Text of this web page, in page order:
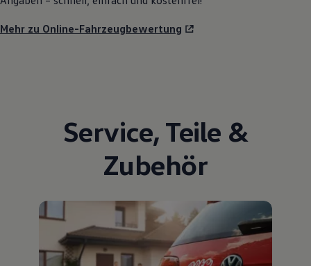
Mehr zu Online-Fahrzeugbewertung
Service, Teile &
Zubehör